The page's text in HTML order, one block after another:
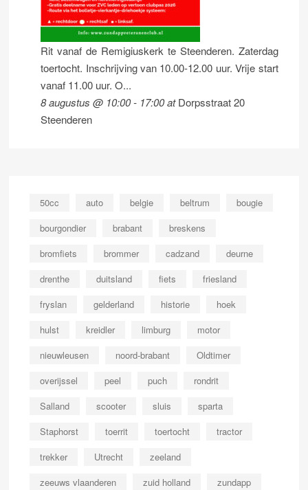
Rit vanaf de Remigiuskerk te Steenderen. Zaterdag
toertocht. Inschrijving van 10.00-12.00 uur. Vrije start
vanaf 11.00 uur. O...
8 augustus @ 10:00- 17:00atDorpsstraat 20
Steenderen
50cc auto belgie beltrum
bougie
bourgondier
brabant
breskens
bromfiets
brommer cadzand
deurne
drenthe
duitsland fiets
friesland
fryslan
gelderland historie
hoek
hulst
kreidler limburg
motor
nieuwleusen
noord-brabant
Oldtimer
overijssel
peel puch
rondrit
Salland
scooter sluis
sparta
Staphorst
toerrit toertocht
tractor
trekker
Utrecht
zeeland
zeeuws vlaanderen
zuid holland zundapp